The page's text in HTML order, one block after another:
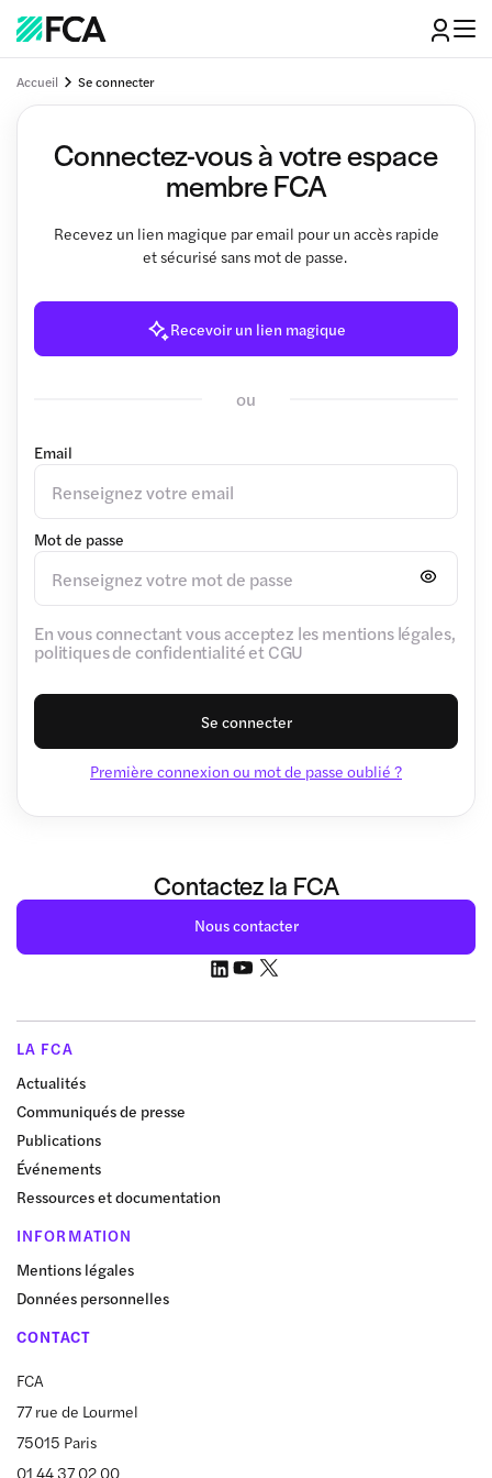
Accueil Se connecter
Connectez-vous à votre espace
membre FCA
Recevez un lien magique par email pour un accès rapide
et sécurisé sans mot de passe.
Recevoir un lien magique
ou
Email
Mot de passe
En vous connectant vous acceptez les mentions légales,
politiques de confidentialité et CGU
Se connecter
Première connexion ou mot de passe oublié ?
Contactez la FCA
Nous contacter
LA FCA
Actualités
Communiqués de presse
Publications
Événements
Ressources et documentation
INFORMATION
Mentions légales
Données personnelles
CONTACT
FCA
77 rue de Lourmel
75015 Paris
01 44 37 02 00